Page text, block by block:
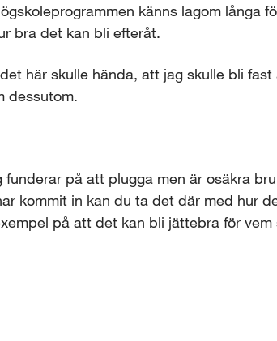
känns lagom långa
bra det kan bli efteråt.
här skulle hända, att jag skulle bli
dessutom.
funderar på att plugga men är osäkra
kommit in kan du ta det där med hur
på att det kan bli jättebra för